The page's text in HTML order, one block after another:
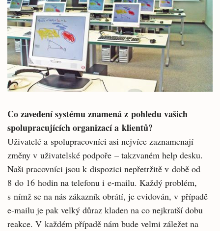
Co zavedení systému znamená z pohledu vašich
spolupracujících organizací a klientů?
Uživatelé a spolupracovníci asi nejvíce zaznamenají
změny v uživatelské podpoře – takzvaném help desku.
Naši pracovníci jsou k dispozici nepřetržitě v době od
8 do 16 hodin na telefonu i e-mailu. Každý problém,
s nímž se na nás zákazník obrátí, je evidován, v případě
e-mailu je pak velký důraz kladen na co nejkratší dobu
reakce. V každém případě nám bude velmi záležet na